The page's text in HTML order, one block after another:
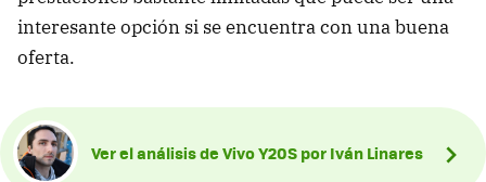
interesante opción si se encuentra con una buena
oferta.
Ver el análisis de Vivo Y20S por Iván Linares